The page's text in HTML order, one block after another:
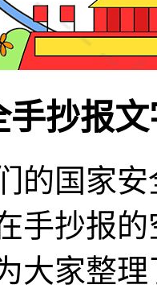
抄报文
国家安
手抄报
大家整